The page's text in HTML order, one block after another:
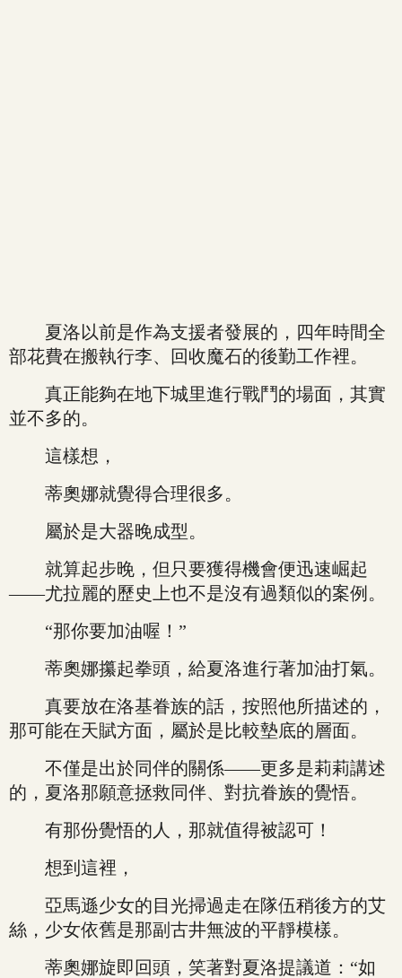
夏洛以前是作為支援者發展的，四年時間全
部花費在搬執行李、回收魔石的後勤工作裡。
真正能夠在地下城里進行戰鬥的場面，其實
並不多的。
這樣想，
蒂奧娜就覺得合理很多。
屬於是大器晚成型。
就算起步晚，但只要獲得機會便迅速崛起
——尤拉麗的歷史上也不是沒有過類似的案例。
“那你要加油喔！”
蒂奧娜攥起拳頭，給夏洛進行著加油打氣。
真要放在洛基眷族的話，按照他所描述的，
那可能在天賦方面，屬於是比較墊底的層面。
不僅是出於同伴的關係——更多是莉莉講述
的，夏洛那願意拯救同伴、對抗眷族的覺悟。
有那份覺悟的人，那就值得被認可！
想到這裡，
亞馬遜少女的目光掃過走在隊伍稍後方的艾
絲，少女依舊是那副古井無波的平靜模樣。
蒂奧娜旋即回頭，笑著對夏洛提議道：“如